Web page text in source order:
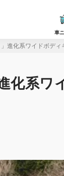
車
進化系ワイドボディ
化系ワ